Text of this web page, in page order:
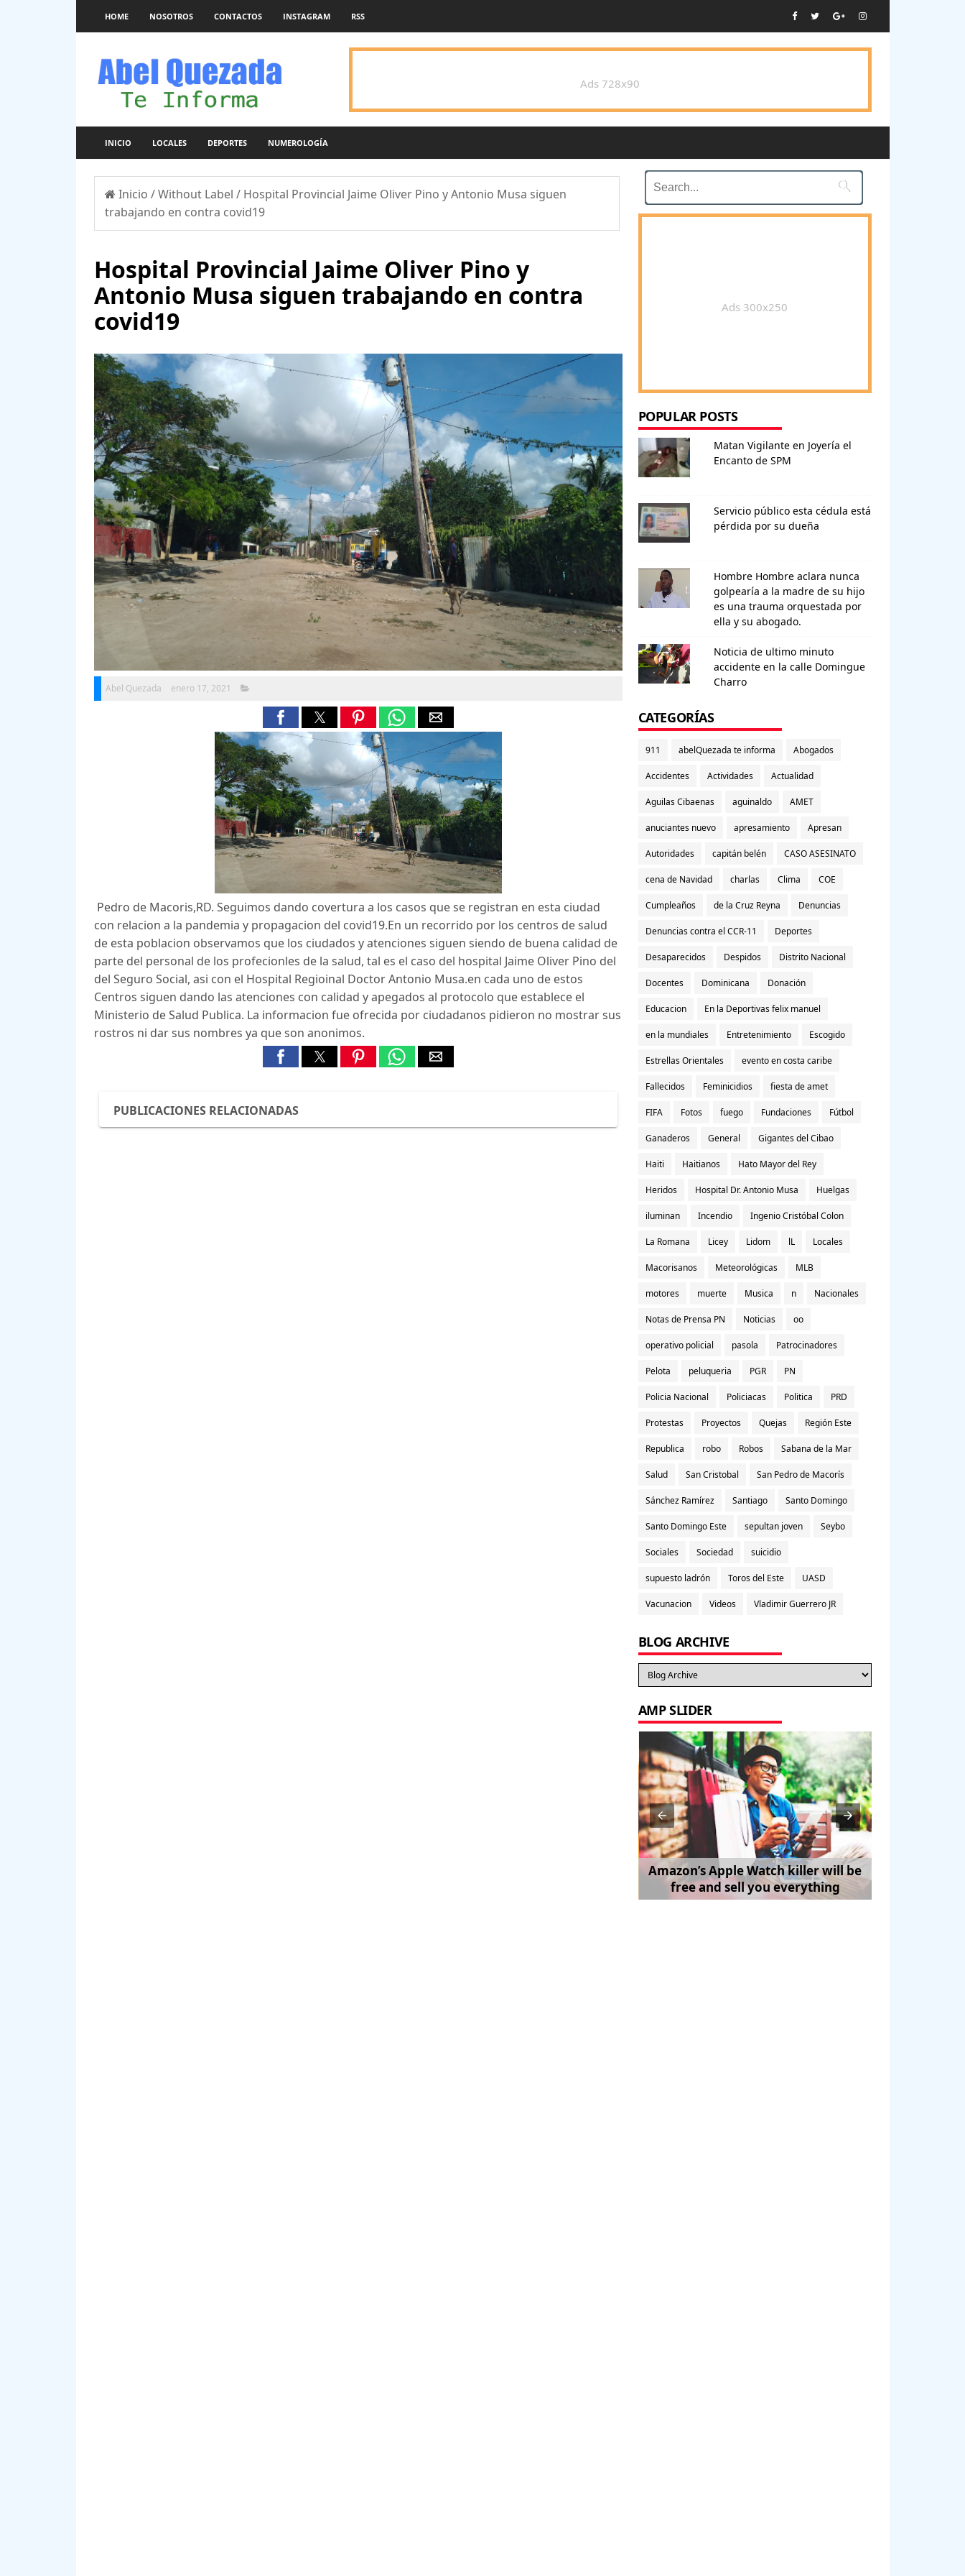
HOME NOSOTROS CONTACTOS INSTAGRAM RSS
Ads 728x90
INICIO LOCALES DEPORTES NUMEROLOGÍA
Inicio /Without Label / Hospital Provincial Jaime Oliver Pino y Antonio Musa siguen
trabajando en contra covid19
Hospital Provincial Jaime Oliver Pino y
Antonio Musa siguen trabajando en contra
covid19
Abel Quezada enero 17, 2021
Pedro de Macoris,RD. Seguimos dando covertura a los casos que se registran en esta ciudad
con relacion a la pandemia y propagacion del covid19.En un recorrido por los centros de salud
de esta poblacion observamos que los ciudados y atenciones siguen siendo de buena calidad de
parte del personal de los profecionles de la salud, tal es el caso del hospital Jaime Oliver Pino del
del Seguro Social, asi con el Hospital Regioinal Doctor Antonio Musa.en cada uno de estos
Centros siguen dando las atenciones con calidad y apegados al protocolo que establece el
Ministerio de Salud Publica. La informacion fue ofrecida por ciudadanos pidieron no mostrar sus
rostros ni dar sus nombres ya que son anonimos.
PUBLICACIONES RELACIONADAS

Ads 300x250
POPULAR POSTS
Matan Vigilante en Joyería el
Encanto de SPM
Servicio público esta cédula está
pérdida por su dueña
Hombre Hombre aclara nunca
golpearía a la madre de su hijo
es una trauma orquestada por
ella y su abogado.
Noticia de ultimo minuto
accidente en la calle Domingue
Charro
CATEGORÍAS
911 abelQuezada te informa Abogados
Accidentes Actividades Actualidad
Aguilas Cibaenas aguinaldo AMET
anuciantes nuevo apresamiento Apresan
Autoridades capitán belén CASO ASESINATO
cena de Navidad charlas Clima COE
Cumpleaños de la Cruz Reyna Denuncias
Denuncias contra el CCR-11 Deportes
Desaparecidos Despidos Distrito Nacional
Docentes Dominicana Donación
Educacion En la Deportivas felix manuel
en la mundiales Entretenimiento Escogido
Estrellas Orientales evento en costa caribe
Fallecidos Feminicidios fiesta de amet
FIFA Fotos fuego Fundaciones Fútbol
Ganaderos General Gigantes del Cibao
Haiti Haitianos Hato Mayor del Rey
Heridos Hospital Dr. Antonio Musa Huelgas
iluminan Incendio Ingenio Cristóbal Colon
La Romana Licey Lidom lL Locales
Macorisanos Meteorológicas MLB
motores muerte Musica n Nacionales
Notas de Prensa PN Noticias oo
operativo policial pasola Patrocinadores
Pelota peluqueria PGR PN
Policia Nacional Policiacas Politica PRD
Protestas Proyectos Quejas Región Este
Republica robo Robos Sabana de la Mar
Salud San Cristobal San Pedro de Macorís
Sánchez Ramírez Santiago Santo Domingo
Santo Domingo Este sepultan joven Seybo
Sociales Sociedad suicidio
supuesto ladrón Toros del Este UASD
Vacunacion Videos Vladimir Guerrero JR
BLOG ARCHIVE
AMP SLIDER
Amazon’s Apple Watch killer will be
free and sell you everything